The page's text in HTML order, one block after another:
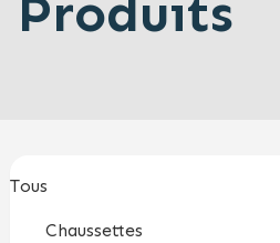
Produits
Tous
Chaussettes